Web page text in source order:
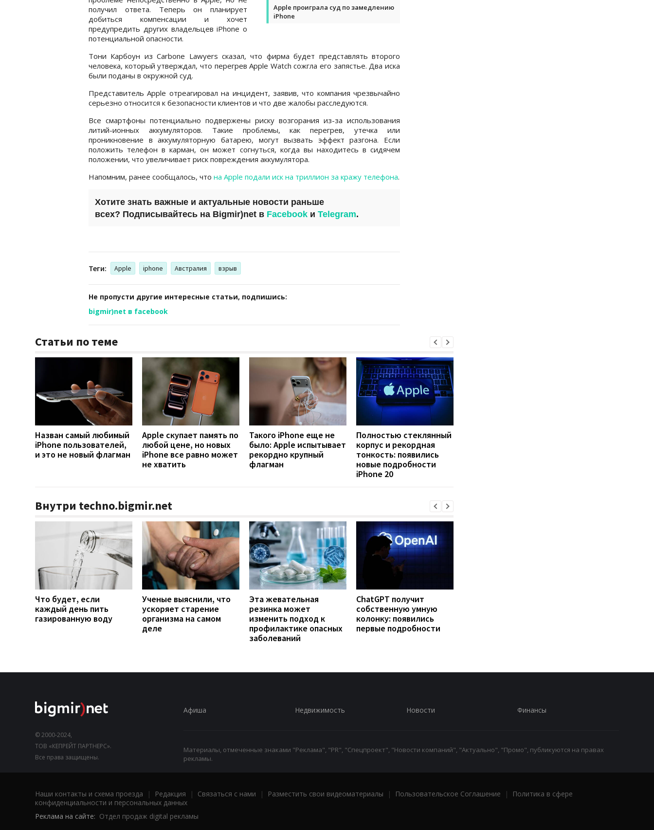
Apple проиграла суд по замедлению
iPhone
получил ответа. Теперь он планирует
добиться компенсации и хочет
предупредить других владельцев iPhone о
потенциальной опасности.
Тони Карбоун из Carbone Lawyers сказал, что фирма будет представлять второго
человека, который утверждал, что перегрев Apple Watch сожгла его запястье. Два иска
были поданы в окружной суд.
Представитель Apple отреагировал на инцидент, заявив, что компания чрезвычайно
серьезно относится к безопасности клиентов и что две жалобы расследуются.
Все смартфоны потенциально подвержены риску возгорания из-за использования
литий-ионных аккумуляторов. Такие проблемы, как перегрев, утечка или
проникновение в аккумуляторную батарею, могут вызвать эффект разгона. Если
положить телефон в карман, он может согнуться, когда вы находитесь в сидячем
положении, что увеличивает риск повреждения аккумулятора.
Напомним, ранее сообщалось, что на Apple подали иск на триллион за кражу телефона.
Хотите знать важные и актуальные новости раньше
всех? Подписывайтесь на Bigmir)net в Facebook и Telegram.
Теги: Apple iphone Австралия взрыв
Не пропусти другие интересные статьи, подпишись:
bigmir)net в facebook
Статьи по теме
Назван самый любимый
iPhone пользователей,
и это не новый флагман
Apple скупает память по
любой цене, но новых
iPhone все равно может
не хватить
Такого iPhone еще не
было: Apple испытывает
рекордно крупный
флагман
Полностью стеклянный
корпус и рекордная
тонкость: появились
новые подробности
iPhone 20
Внутри techno.bigmir.net
Что будет, если
каждый день пить
газированную воду
Ученые выяснили, что
ускоряет старение
организма на самом
деле
Эта жевательная
резинка может
изменить подход к
профилактике опасных
заболеваний
ChatGPT получит
собственную умную
колонку: появились
первые подробности
© 2000-2024,
ТОВ «КЕПРЕЙТ ПАРТНЕРС».
Все права защищены.
Афиша Недвижимость Новости Финансы
Материалы, отмеченные знаками "Реклама", "PR", "Спецпроект", "Новости компаний", "Актуально", "Промо", публикуются на правах
рекламы.
Наши контакты и схема проезда | Редакция | Связаться с нами | Разместить свои видеоматериалы | Пользовательское Соглашение |
Политика в сфере
конфиденциальности и персональных данных
Реклама на сайте: Отдел продаж digital рекламы